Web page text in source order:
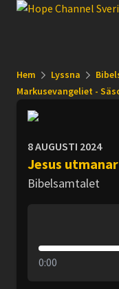
Hem Lyssna
Markusevangeliet -
8 AUGUSTI 2024
Jesus
Bibelsamtalet
0:00